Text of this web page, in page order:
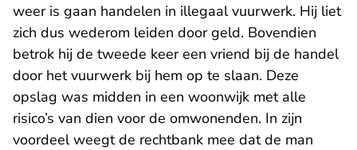
weer is gaan handelen in illegaal vuurwerk. Hij liet
zich dus wederom leiden door geld. Bovendien
betrok hij de tweede keer een vriend bij de handel
door het vuurwerk bij hem op te slaan. Deze
opslag was midden in een woonwijk met alle
risico’s van dien voor de omwonenden. In zijn
voordeel weegt de rechtbank mee dat de man